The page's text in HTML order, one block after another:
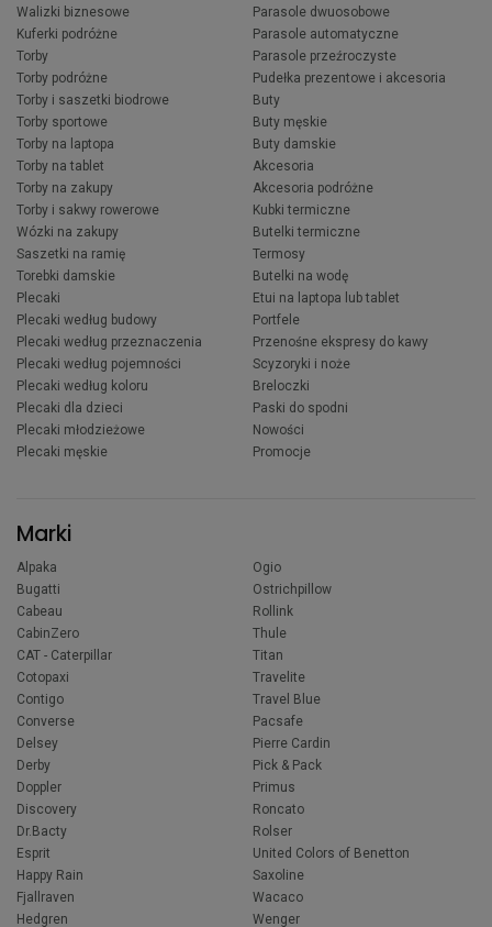
Walizki biznesowe
Kuferki podróżne
Torby
Torby podróżne
Torby i saszetki biodrowe
Torby sportowe
Torby na laptopa
Torby na tablet
Torby na zakupy
Torby i sakwy rowerowe
Wózki na zakupy
Saszetki na ramię
Torebki damskie
Plecaki
Plecaki według budowy
Plecaki według przeznaczenia
Plecaki według pojemności
Plecaki według koloru
Plecaki dla dzieci
Plecaki młodzieżowe
Plecaki męskie
Parasole dwuosobowe
Parasole automatyczne
Parasole przeźroczyste
Pudełka prezentowe i akcesoria
Buty
Buty męskie
Buty damskie
Akcesoria
Akcesoria podróżne
Kubki termiczne
Butelki termiczne
Termosy
Butelki na wodę
Etui na laptopa lub tablet
Portfele
Przenośne ekspresy do kawy
Scyzoryki i noże
Breloczki
Paski do spodni
Nowości
Promocje
Marki
Alpaka
Bugatti
Cabeau
CabinZero
CAT - Caterpillar
Cotopaxi
Contigo
Converse
Delsey
Derby
Doppler
Discovery
Dr.Bacty
Esprit
Happy Rain
Fjallraven
Hedgren
Ogio
Ostrichpillow
Rollink
Thule
Titan
Travelite
Travel Blue
Pacsafe
Pierre Cardin
Pick & Pack
Primus
Roncato
Rolser
United Colors of Benetton
Saxoline
Wacaco
Wenger